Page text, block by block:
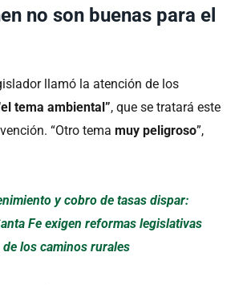
no son buenas para el
llamó la atención de los
tema ambiental”, que se tratará este
“Otro tema muy peligroso”,
y cobro de tasas dispar:
Fe exigen reformas legislativas
los caminos rurales